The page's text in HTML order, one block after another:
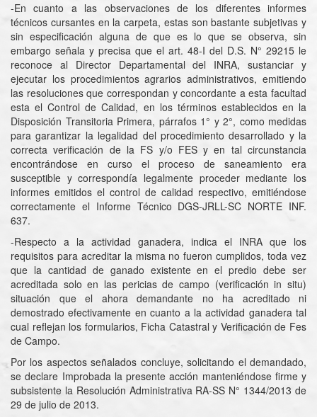
-En cuanto a las observaciones de los diferentes informes
técnicos cursantes en la carpeta, estas son bastante subjetivas y
sin especificación alguna de que es lo que se observa, sin
embargo señala y precisa que el art. 48-I del D.S. N° 29215 le
reconoce al Director Departamental del INRA, sustanciar y
ejecutar los procedimientos agrarios administrativos, emitiendo
las resoluciones que correspondan y concordante a esta facultad
esta el Control de Calidad, en los términos establecidos en la
Disposición Transitoria Primera, párrafos 1° y 2°, como medidas
para garantizar la legalidad del procedimiento desarrollado y la
correcta verificación de la FS y/o FES y en tal circunstancia
encontrándose en curso el proceso de saneamiento era
susceptible y correspondía legalmente proceder mediante los
informes emitidos el control de calidad respectivo, emitiéndose
correctamente el Informe Técnico DGS-JRLL-SC NORTE INF.
637.
-Respecto a la actividad ganadera, indica el INRA que los
requisitos para acreditar la misma no fueron cumplidos, toda vez
que la cantidad de ganado existente en el predio debe ser
acreditada solo en las pericias de campo (verificación in situ)
situación que el ahora demandante no ha acreditado ni
demostrado efectivamente en cuanto a la actividad ganadera tal
cual reflejan los formularios, Ficha Catastral y Verificación de Fes
de Campo.
Por los aspectos señalados concluye, solicitando el demandado,
se declare Improbada la presente acción manteniéndose firme y
subsistente la Resolución Administrativa RA-SS N° 1344/2013 de
29 de julio de 2013.